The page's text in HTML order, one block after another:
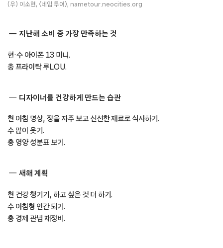
(우) 이소현, 〈네임 투어〉, nametour.neocities.org
지난해 소비 중 가장 만족하는 것
현·수 아이폰 13 미니.
충 프라이탁 루LOU.
디자이너를 건강하게 만드는 습관
현 아침 명상, 장을 자주 보고 신선한 재료로 식사하기.
수 많이 웃기.
충 영양 성분표 보기.
새해 계획
현 건강 챙기기, 하고 싶은 것 더 하기.
수 아침형 인간 되기.
충 경제 관념 재정비.